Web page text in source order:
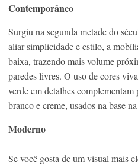
Contemporâneo
Surgiu na segunda metade do
aliar simplicidade e estilo, a
baixa, trazendo mais volume
paredes livres. O uso de cores
verde em detalhes
branco e creme, usados na base
Moderno
Se você gosta de um visual mais